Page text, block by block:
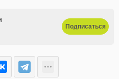
Подписаться